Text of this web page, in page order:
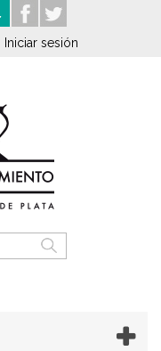
Iniciar sesión